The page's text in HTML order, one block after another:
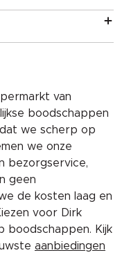
van
boodschappen
we scherp op
we onze
bezorgservice,
geen
de kosten laag en
voor Dirk
boodschappen. Kijk
aanbiedingen